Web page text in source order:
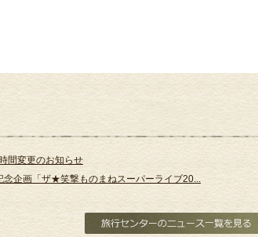
間変更のお知らせ
念企画「ザ★笑撃ものまねスーパーライブ20...